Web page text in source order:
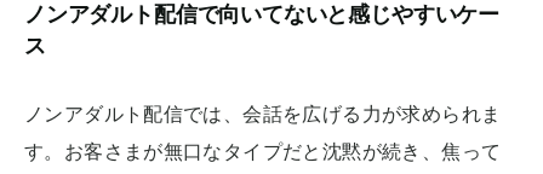
ノンアダルト配信で向いてないと感じやすいケー
ス
ノンアダルト配信では、会話を広げる力が求められま
す。お客さまが無口なタイプだと沈黙が続き、焦って